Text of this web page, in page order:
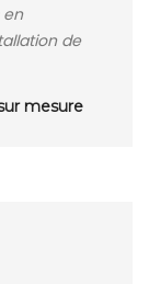
en
de
mesure